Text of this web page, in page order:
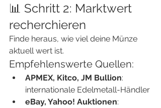
📊 Schritt 2: Marktwert
recherchieren
Finde heraus, wie viel deine Münze
aktuell wert ist.
Empfehlenswerte Quellen:
APMEX, Kitco, JM Bullion:
internationale Edelmetall-Händler
eBay, Yahoo! Auktionen: